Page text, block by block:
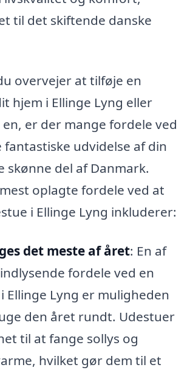
til det skiftende danske
overvejer at tilføje en
hjem i Ellinge Lyng eller
er der mange fordele ved
fantastiske udvidelse af din
skønne del af Danmark.
oplagte fordele ved at
i Ellinge Lyng inkluderer:
det meste af året: En af
fordele ved en
Ellinge Lyng er muligheden
den året rundt. Udestuer
til at fange sollys og
hvilket gør dem til et